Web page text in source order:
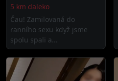
5 km daleko
Čau! Zamilovaná do
ranního sexu když jsme
spolu spali a...